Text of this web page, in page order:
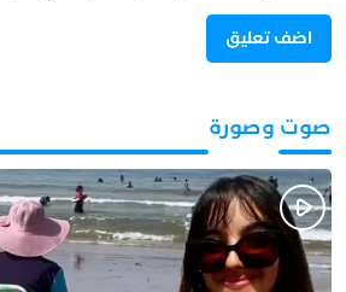
صوت وصورة